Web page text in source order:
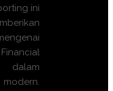
ini
dalam